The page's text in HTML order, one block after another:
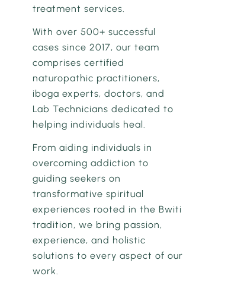
treatment services.
With over 500+ successful
cases since 2017, our team
comprises certified
naturopathic practitioners,
iboga experts, doctors, and
Lab Technicians dedicated to
helping individuals heal.
From aiding individuals in
overcoming addiction to
guiding seekers on
transformative spiritual
experiences rooted in the Bwiti
tradition, we bring passion,
experience, and holistic
solutions to every aspect of our
work.